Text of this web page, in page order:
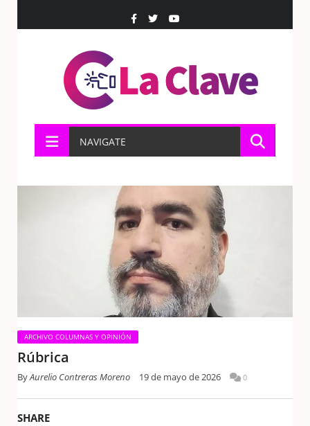
NAVIGATE
ARCHIVO COLUMNAS Y OPINIÓN
Rúbrica
ByAurelio Contreras Moreno 19 de mayo de 2026 0
SHARE